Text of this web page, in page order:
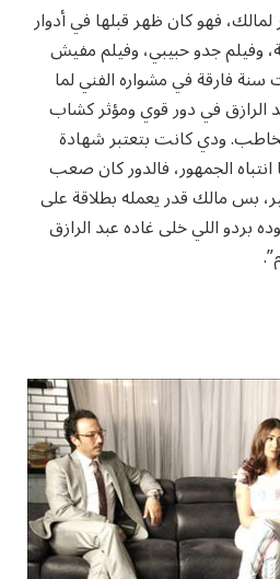
فهو كان ظهر قبلها في أدوار
جدو حبيبي، وفيلم مفيش
سنة 2012 كانت سنة فارقة في مشواره الفني لما
الرازق في دور قوي ومؤثر كشاب
ودي كانت بتعتبر شهادة
انتباه الجمهور، فالدور كان صعب
بس مالك قدر يعمله بطلاقة على
بردو اللي خلى غاده عبد الرازق